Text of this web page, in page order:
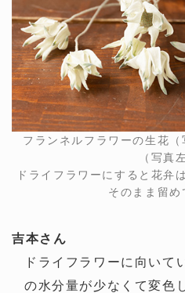
フランネルフラワーの生花
（写真
ドライフラワーにすると花弁
そのまま留め
吉本さん
ドライフラワーに向いて
の水分量が少なくて変色